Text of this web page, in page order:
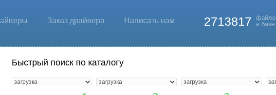
Заказ драйвера Написать нам 2713817
в базе
Быстрый поиск по каталогу